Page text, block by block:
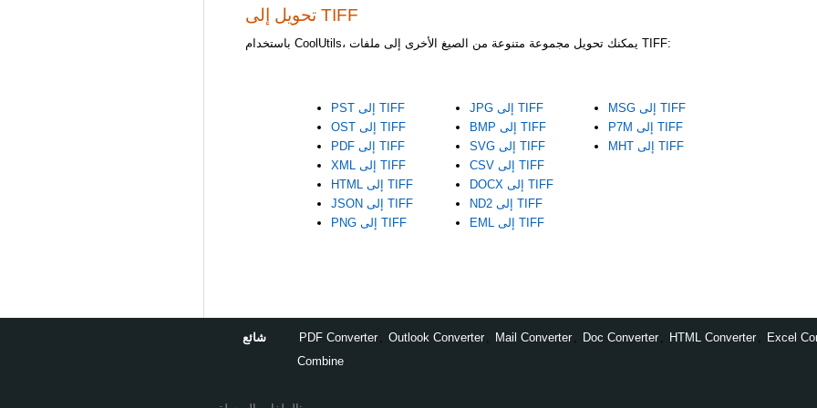
تحويل إلى TIFF
باستخدام CoolUtils، يمكنك تحويل مجموعة متنوعة من الصيغ الأخرى إلى ملفات TIFF:
PST إلى TIFF
OST إلى TIFF
PDF إلى TIFF
XML إلى TIFF
HTML إلى TIFF
JSON إلى TIFF
PNG إلى TIFF
JPG إلى TIFF
BMP إلى TIFF
SVG إلى TIFF
CSV إلى TIFF
DOCX إلى TIFF
ND2 إلى TIFF
EML إلى TIFF
MSG إلى TIFF
P7M إلى TIFF
MHT إلى TIFF
شائع PDF Converter Outlook Converter Mail Converter Doc Converter HTML Converter Excel
Combine